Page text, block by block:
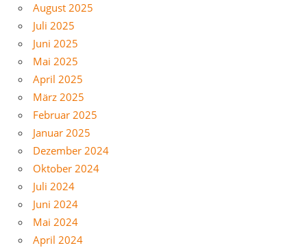
August 2025
Juli 2025
Juni 2025
Mai 2025
April 2025
März 2025
Februar 2025
Januar 2025
Dezember 2024
Oktober 2024
Juli 2024
Juni 2024
Mai 2024
April 2024